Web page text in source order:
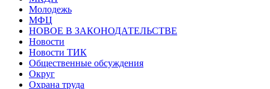
Молодежь
МФЦ
НОВОЕ В ЗАКОНОДАТЕЛЬСТВЕ
Новости
Новости ТИК
Общественные обсуждения
Округ
Охрана труда